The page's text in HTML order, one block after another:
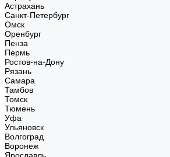
Астрахань
Санкт-Петербург
Омск
Оренбург
Пенза
Пермь
Ростов-на-Дону
Рязань
Самара
Тамбов
Томск
Тюмень
Уфа
Ульяновск
Волгоград
Воронеж